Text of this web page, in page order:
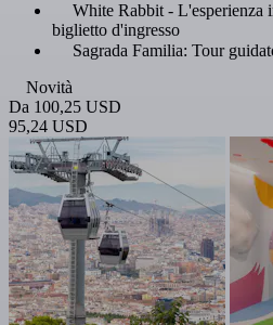
White Rabbit - L'esperienza
biglietto d'ingresso
Sagrada Familia: Tour
Novità
Da 100,25 USD
95,24 USD